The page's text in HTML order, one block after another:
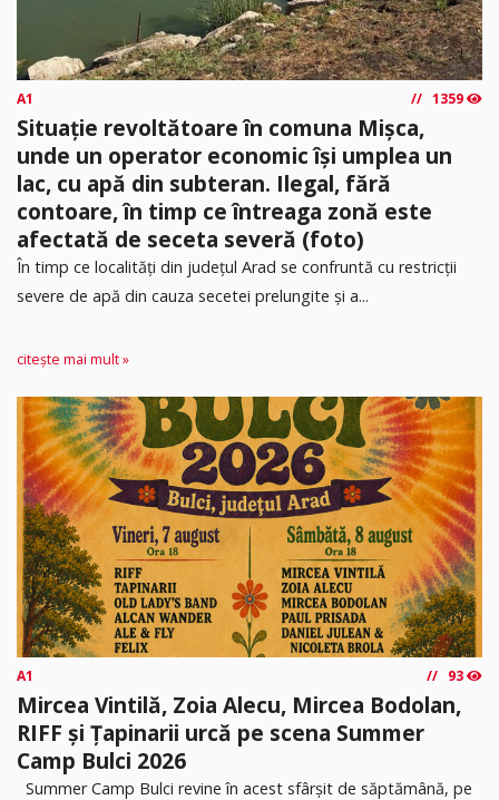
A1 1359
Situație revoltătoare în comuna Mișca,
unde un operator economic își umplea un
lac, cu apă din subteran. Ilegal, fără
contoare, în timp ce întreaga zonă este
afectată de seceta severă (foto)
În timp ce localități din județul Arad se confruntă cu restricții
severe de apă din cauza secetei prelungite și a...
citește mai mult »
A1 93
Mircea Vintilă, Zoia Alecu, Mircea Bodolan,
RIFF și Țapinarii urcă pe scena Summer
Camp Bulci 2026
Summer Camp Bulci revine în acest sfârșit de săptămână, pe